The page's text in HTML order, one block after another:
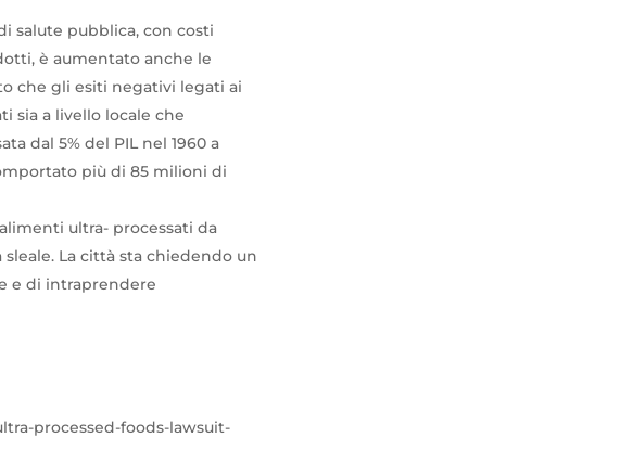
salute pubblica, con costi
è aumentato anche le
che gli esiti negativi legati ai
sia a livello locale che
dal 5% del PIL nel 1960 a
più di 85 milioni di
ultra- processati da
La città sta chiedendo un
e di intraprendere
processed-foods-lawsuit-